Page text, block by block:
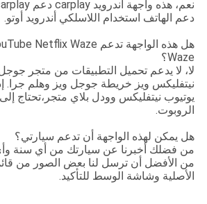
دعم الهاتف استخدام اللاسلكي أندرويد أوتو.
Waze؟
لا، لا يدعم تحميل التطبيقات من متجر
نيتفليكس ويز خريطة جوجل ويز وهلم جرا.
يوتيوب نيتفليكس وودل بلاي متجر،تحتاج إلى
الروبوت.
هل يمكن لهذه الواجهة أن تدعم سيارتي؟
من فضلك أخبرنا عن سيارتك من أي سنة
من الأفضل أن ترسل لنا بعض الصور من
الأصلية وشاشة الوسط للتأكيد.